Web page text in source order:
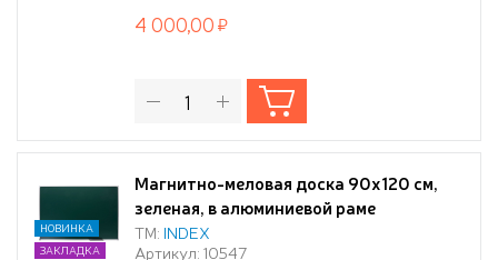
4 000,00
Магнитно-меловая доска 90x120 см,
зеленая, в алюминиевой раме
ТМ: INDEX
Артикул: 10547
НОВИНКА
ЗАКЛАДКА